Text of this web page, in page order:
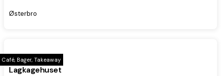
Østerbro
Café, Bager, Takeaway
Lagkagehuset